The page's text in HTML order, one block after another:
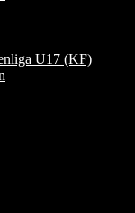
U17 (KF)